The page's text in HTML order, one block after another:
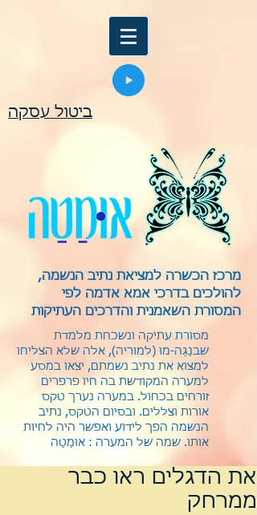
ביטול עסקה
מרכז הכשרה למציאת נתיב הנשמה,
להולכים בדרכי אמא אדמה לפי
המסורת השאמנית והדרכים העתיקות
מסורת עתיקה ונשכחת מלמדת
שבנַגַה-מוּ (למוריה), אלה שלא הצליחו
למצוא את נתיב נשמתם, יצאו במסע
למערה המקודשת בה חיו פרפרים
זורחים בכחול. במערה נערך טקס
אורות וצללים. ובסיום הטקס, נתיב
הנשמה הפך לידוע ואפשר היה לחיות
אותו. שמה של המערה : אוּמַטַה
את הדגלים ראו כבר
ממרחק